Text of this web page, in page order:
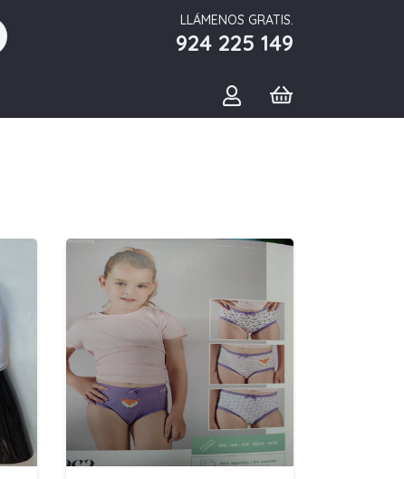
LLÁMENOS GRATIS.
924 225 149